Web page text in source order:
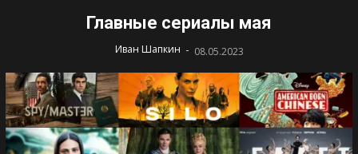
Главные сериалы мая
Иван Шапкин - 08.05.2023